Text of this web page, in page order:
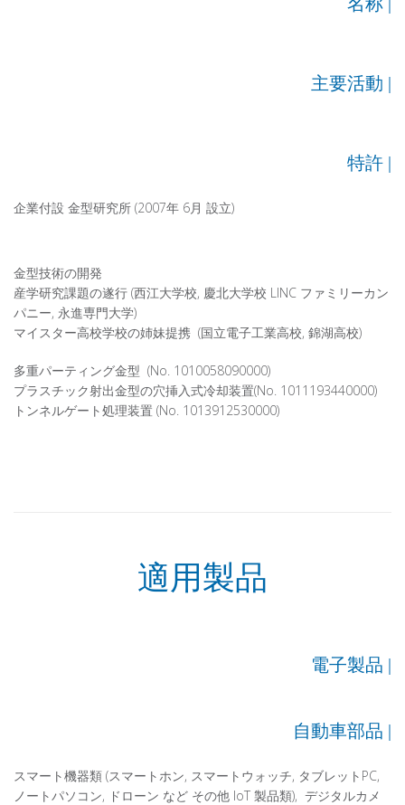
主要活動 |
特許 |
企業付設 金型研究所 (2007年 6月 設立)
金型技術の開発
産学研究課題の遂行 (西江大学校, 慶北大学校 LINC ファミリーカン
パニー, 永進専門大学)
マイスター高校学校の姉妹提携 (国立電子工業高校, 錦湖高校)
多重パーティング金型 (No. 1010058090000)
プラスチック射出金型の穴挿入式冷却装置(No. 1011193440000)
トンネルゲート処理装置 (No. 1013912530000)
適用製品
電子製品 |
自動車部品 |
スマート機器類 (スマートホン, スマートウォッチ, タブレット PC,
ノートパソコン, ドローン など その他 IoT 製品類), デジタルカメ